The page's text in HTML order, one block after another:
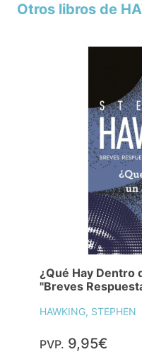
Otros libros de
¿Qué Hay Dentro
"Breves
HAWKING, STEPHEN
PVP. 9,95€